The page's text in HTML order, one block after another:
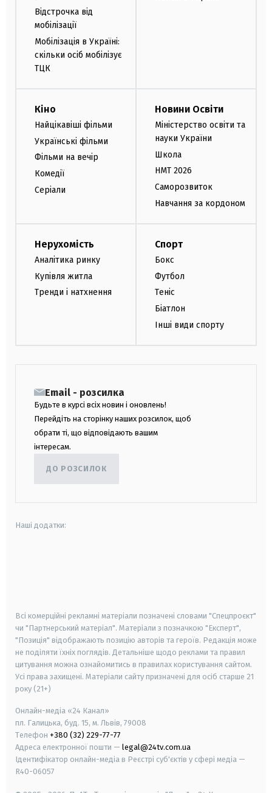
Відстрочка від
мобілізації
Мобілізація в Україні:
скільки осіб мобілізує
ТЦК
Кіно
Найцікавіші фільми
Українські фільми
Фільми на вечір
Комедії
Серіали
Новини Освіти
Міністерство освіти та
науки України
Школа
НМТ 2026
Саморозвиток
Навчання за кордоном
Нерухомість
Аналітика ринку
Купівля житла
Тренди і натхнення
Спорт
Бокс
Футбол
Теніс
Біатлон
Інші види спорту
Email - розсилка
Будьте в курсі всіх новин і оновлень!
Перейдіть на сторінку наших розсилок, щоб
обрати ті, що відповідають вашим
інтересам.
ДО РОЗСИЛОК
Наші додатки:
Всі комерційні рекламні матеріали позначені словами "Спецпроєкт"
чи "Партнерський матеріал". Матеріали з позначкою "Експерт",
"Позиція" відображають позицію авторів та героїв. Редакція може
не поділяти їхніх поглядів. Детальніше щодо реклами та правил
цитування можна ознайомитись в правилах користування сайтом.
Усі права захищені. Матеріали сайту призначені для осіб старше 21
року (21+)
Онлайн-медіа «24 Канал»
пл. Галицька, буд. 15, м. Львів, 79008
Телефон +380 (32) 229-77-77
Адреса електронної пошти — legal@24tv.com.ua
Ідентифікатор онлайн-медіа в Реєстрі суб'єктів у сфері медіа —
R40-06057